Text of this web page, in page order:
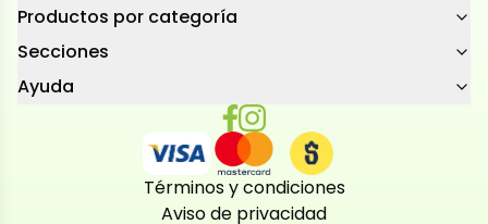
Productos por categoría
Secciones
Ayuda
Términos y condiciones
Aviso de privacidad